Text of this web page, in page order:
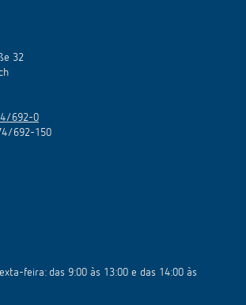
32
692-0
692-150
feira: das 9:00 às 13:00 e das 14:00 às